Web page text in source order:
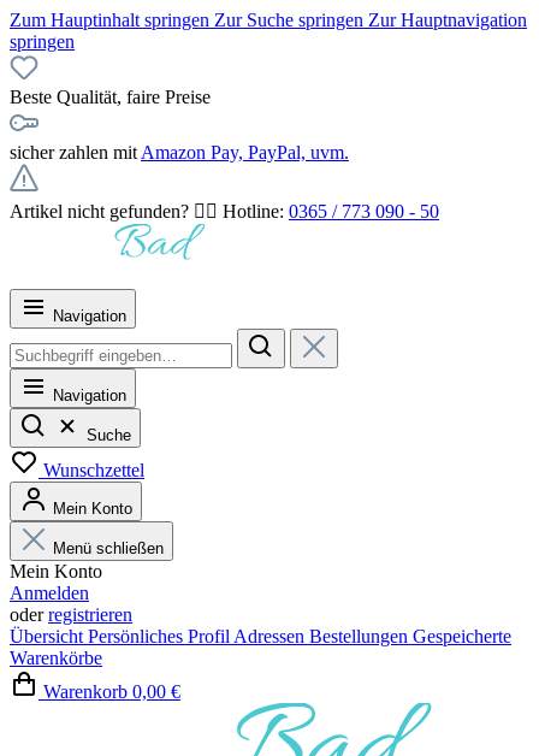
Zum Hauptinhalt springen Zur Suche springen Zur Hauptnavigation
springen
Beste Qualität, faire Preise
sicher zahlen mit Amazon Pay, PayPal, uvm.
Artikel nicht gefunden? 👉🏻 Hotline: 0365 / 773 090 - 50
Navigation
Navigation
Suche
Wunschzettel
Mein Konto
Menü schließen
Mein Konto
Anmelden
oderregistrieren
Übersicht Persönliches Profil Adressen Bestellungen Gespeicherte
Warenkörbe
Warenkorb 0,00 €